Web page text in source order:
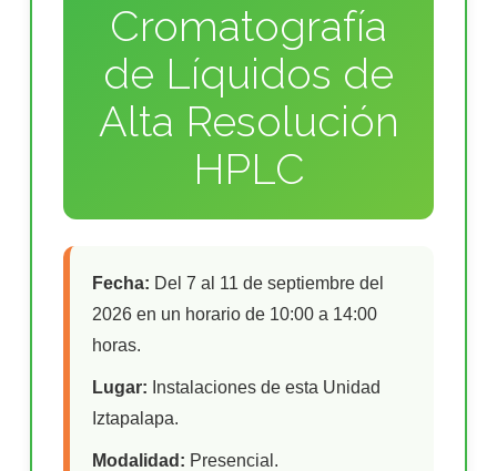
Cromatografía
de Líquidos de
Alta Resolución
HPLC
Fecha: Del 7 al 11 de septiembre del
2026 en un horario de 10:00 a 14:00
horas.
Lugar: Instalaciones de esta Unidad
Iztapalapa.
Modalidad: Presencial.